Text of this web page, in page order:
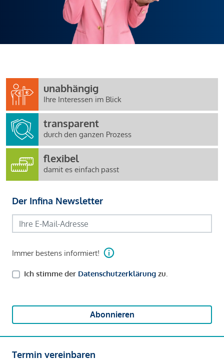
unabhängig
Ihre Interessen im Blick
transparent
durch den ganzen Prozess
flexibel
damit es einfach passt
Der Infina Newsletter
Immer bestens informiert!
Ich stimme der Datenschutzerklärung zu.
Abonnieren
Termin vereinbaren